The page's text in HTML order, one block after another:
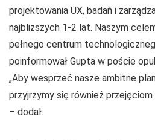
projektowania UX, badań i
najbliższych 1-2 lat. Naszym
pełnego centrum
poinformował Gupta w poście
„Aby wesprzeć nasze ambitne
przyjrzymy się również
– dodał.